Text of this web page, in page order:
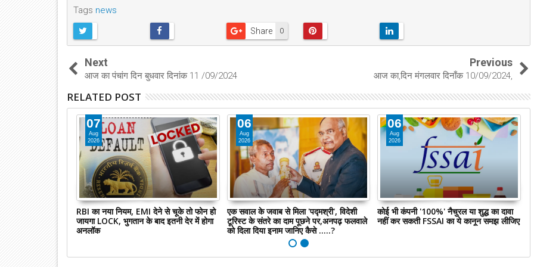
Tags news
0
Share
Next
आज का पंचांग दिन बुधवार दिनांक 11 /09/2024
Previous
आज का,दिन मंगलवार दिनाँक 10/09/2024,
RELATED POST
07
Aug
2026
RBI का नया नियम, EMI देने से चूके तो फोन हो
जायगा LOCK, भुगतान के बाद इतनी देर में होगा
अनलॉक
06
Aug
2026
एक सवाल के जवाब से मिला 'पद्मश्री', विदेशी
टूरिस्ट के संतरे का दाम पूछने पर,अनपढ़ फलवाले
को दिला दिया इनाम जानिए कैसे .....?
06
Aug
2026
कोई भी कंपनी '100%' नैचुरल या शुद्ध का दावा
नहीं कर सकती FSSAI का ये कानून समझ लीजिए